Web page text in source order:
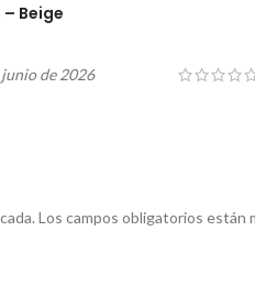
Beige
junio de 2026
Los campos obligatorios están